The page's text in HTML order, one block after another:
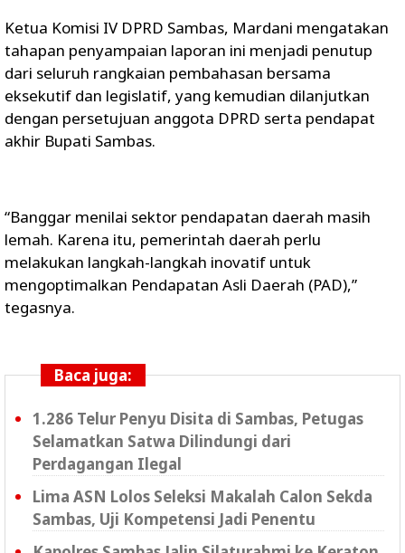
Ketua Komisi IV DPRD Sambas, Mardani mengatakan
tahapan penyampaian laporan ini menjadi penutup
dari seluruh rangkaian pembahasan bersama
eksekutif dan legislatif, yang kemudian dilanjutkan
dengan persetujuan anggota DPRD serta pendapat
akhir Bupati Sambas.
“Banggar menilai sektor pendapatan daerah masih
lemah. Karena itu, pemerintah daerah perlu
melakukan langkah-langkah inovatif untuk
mengoptimalkan Pendapatan Asli Daerah (PAD),”
tegasnya.
Baca juga:
1.286 Telur Penyu Disita di Sambas, Petugas
Selamatkan Satwa Dilindungi dari
Perdagangan Ilegal
Lima ASN Lolos Seleksi Makalah Calon Sekda
Sambas, Uji Kompetensi Jadi Penentu